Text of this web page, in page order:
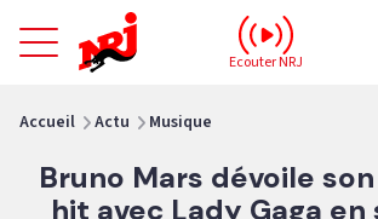
NRJ - Accueil
Ecouter NRJ
Accueil Actu Musique
Bruno Mars dévoile
hit avec Lady Gaga